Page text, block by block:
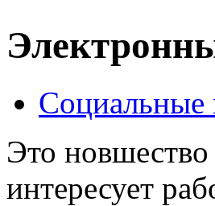
Социальные
Это новшество
интересует